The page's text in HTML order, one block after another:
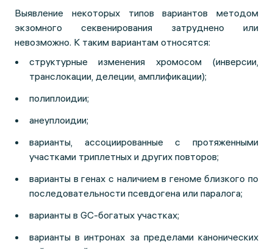
Выявление некоторых типов вариантов методом
экзомного секвенирования затруднено или
невозможно. К таким вариантам относятся:
структурные изменения хромосом (инверсии,
транслокации, делеции, амплификации);
полиплоидии;
анеуплоидии;
варианты, ассоциированные с протяженными
участками триплетных и других повторов;
варианты в генах с наличием в геноме близкого по
последовательности псевдогена или паралога;
варианты в GC-богатых участках;
варианты в интронах за пределами канонических